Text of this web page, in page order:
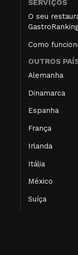
SERVIÇOS
O seu
Como
OUTROS
Alemanha
Dinamarca
Espanha
França
Irlanda
Itália
México
Suíça